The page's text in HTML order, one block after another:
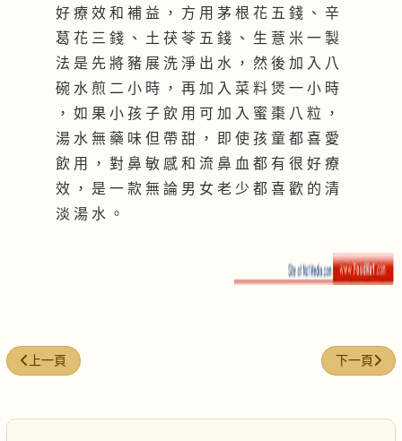
好 療 效 和 補 益 ， 方 用 茅 根 花 五 錢 、 辛
葛 花 三 錢 、 土 茯 苓 五 錢 、 生 薏 米 一 製
法 是 先 將 豬 展 洗 淨 出 水 ， 然 後 加 入 八
碗 水 煎 二 小 時 ， 再 加 入 菜 料 煲 一 小 時
， 如 果 小 孩 子 飲 用 可 加 入 蜜 棗 八 粒 ，
湯 水 無 藥 味 但 帶 甜 ， 即 使 孩 童 都 喜 愛
飲 用 ， 對 鼻 敏 感 和 流 鼻 血 都 有 很 好 療
效 ， 是 一 款 無 論 男 女 老 少 都 喜 歡 的 清
淡 湯 水 。
上一篇文章: 內外齊治鼻敏感
上一頁 下一篇文章
下一頁